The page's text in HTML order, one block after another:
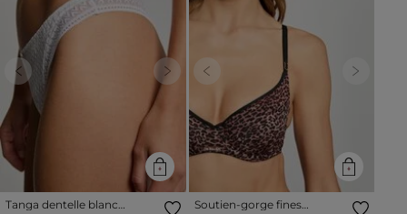
Previous Next
Tanga dentelle blanc
Previous Next
Soutien-gorge fines